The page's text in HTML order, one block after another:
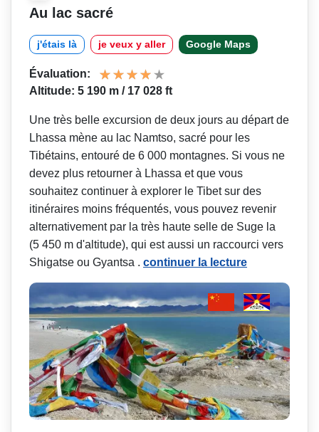
Au lac sacré
j'étais là je veux y aller Google Maps
Évaluation:
Altitude: 5 190 m / 17 028 ft
Une très belle excursion de deux jours au départ de
Lhassa mène au lac Namtso, sacré pour les
Tibétains, entouré de 6 000 montagnes. Si vous ne
devez plus retourner à Lhassa et que vous
souhaitez continuer à explorer le Tibet sur des
itinéraires moins fréquentés, vous pouvez revenir
alternativement par la très haute selle de Suge la
(5 450 m d'altitude), qui est aussi un raccourci vers
Shigatse ou Gyantsa . continuer la lecture